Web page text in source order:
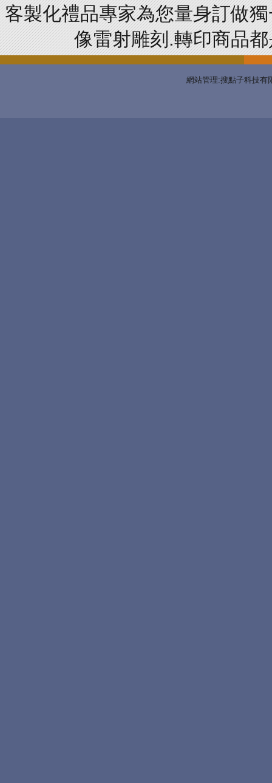
客製化禮品專家為您量身訂做
像雷射雕刻.轉印商品
網站管理:搜點子科技有